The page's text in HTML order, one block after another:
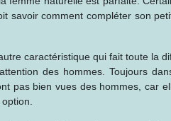
savoir comment compléter son
caractéristique qui fait toute la
des hommes. Toujours
pas bien vues des hommes, car